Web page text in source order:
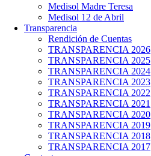
Medisol Madre Teresa
Medisol 12 de Abril
Transparencia
Rendición de Cuentas
TRANSPARENCIA 2026
TRANSPARENCIA 2025
TRANSPARENCIA 2024
TRANSPARENCIA 2023
TRANSPARENCIA 2022
TRANSPARENCIA 2021
TRANSPARENCIA 2020
TRANSPARENCIA 2019
TRANSPARENCIA 2018
TRANSPARENCIA 2017